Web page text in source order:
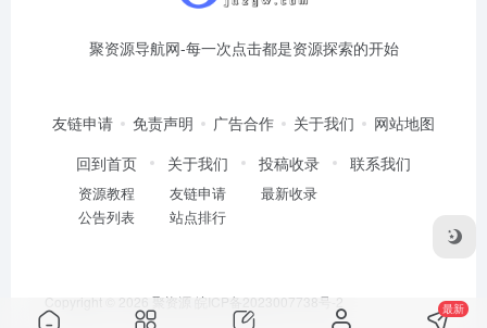
聚资源导航网-每一次点击都是资源探索的开始
友链申请 免责声明 广告合作 关于我们
网站地图
回到首页
资源教程
公告列表
关于我们
友链申请
站点排行
投稿收录
最新收录
联系我们
Copyright © 2026 聚资源 皖ICP备2023007738号-2 最新